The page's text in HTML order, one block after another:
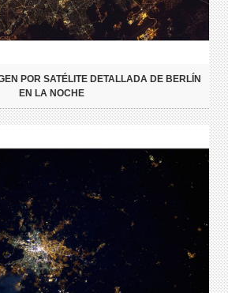
POR SATÉLITE DETALLADA DE BERLÍN
EN LA NOCHE